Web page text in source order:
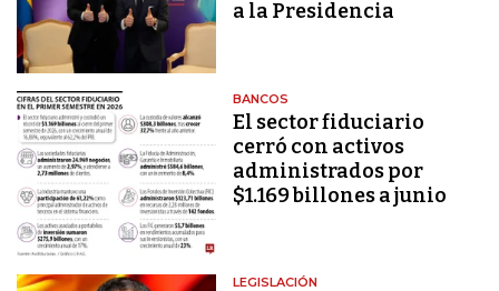
a la Presidencia
BANCOS
El sector fiduciario
cerró con activos
administrados por
$1.169 billones a junio
LEGISLACIÓN